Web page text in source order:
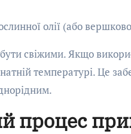
олії (або
свіжими. Якщо
температурі. Це
процес